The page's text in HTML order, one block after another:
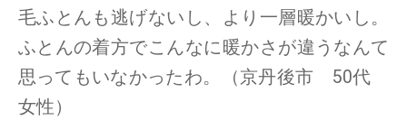
毛ふとんも逃げないし、より一層暖かいし。
ふとんの着方でこんなに暖かさが違うなんて
思ってもいなかったわ。（京丹後市 50代
女性）